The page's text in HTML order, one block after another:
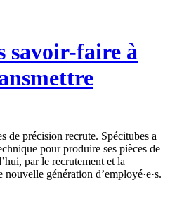
savoir-faire à
de précision recrute. Spécitubes a
pour produire ses pièces de
par le recrutement et la
génération d’employé·e·s.